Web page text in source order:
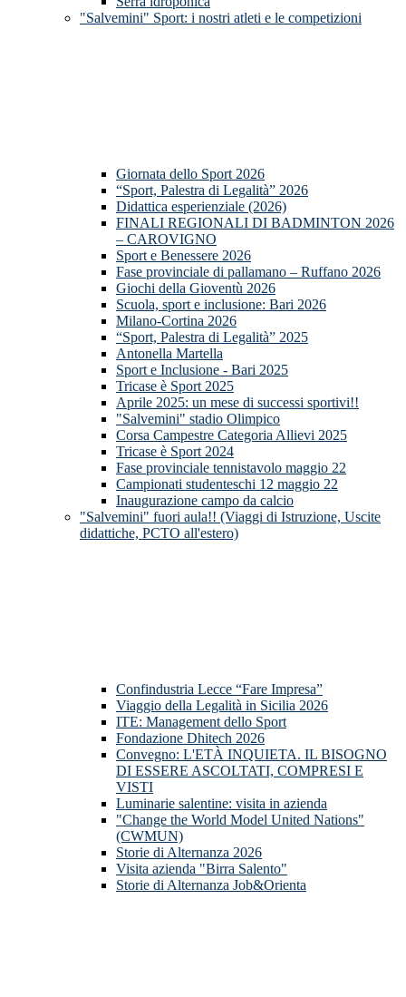
"Salvemini" Sport: i nostri atleti e le competizioni
Giornata dello Sport 2026
“Sport, Palestra di Legalità” 2026
Didattica esperienziale (2026)
FINALI REGIONALI DI BADMINTON 2026
– CAROVIGNO
Sport e Benessere 2026
Fase provinciale di pallamano – Ruffano 2026
Giochi della Gioventù 2026
Scuola, sport e inclusione: Bari 2026
Milano-Cortina 2026
“Sport, Palestra di Legalità” 2025
Antonella Martella
Sport e Inclusione - Bari 2025
Tricase è Sport 2025
Aprile 2025: un mese di successi sportivi!!
"Salvemini" stadio Olimpico
Corsa Campestre Categoria Allievi 2025
Tricase è Sport 2024
Fase provinciale tennistavolo maggio 22
Campionati studenteschi 12 maggio 22
Inaugurazione campo da calcio
"Salvemini" fuori aula!! (Viaggi di Istruzione, Uscite
didattiche, PCTO all'estero)
Confindustria Lecce “Fare Impresa”
Viaggio della Legalità in Sicilia 2026
ITE: Management dello Sport
Fondazione Dhitech 2026
Convegno: L'ETÀ INQUIETA. IL BISOGNO
DI ESSERE ASCOLTATI, COMPRESI E
VISTI
Luminarie salentine: visita in azienda
"Change the World Model United Nations"
(CWMUN)
Storie di Alternanza 2026
Visita azienda "Birra Salento"
Storie di Alternanza Job&Orienta